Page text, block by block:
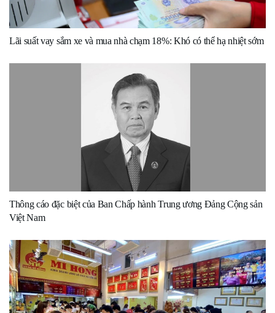
Lãi suất vay sắm xe và mua nhà chạm 18%: Khó có thể hạ nhiệt sớm
Thông cáo đặc biệt của Ban Chấp hành Trung ương Đảng Cộng sản
Việt Nam